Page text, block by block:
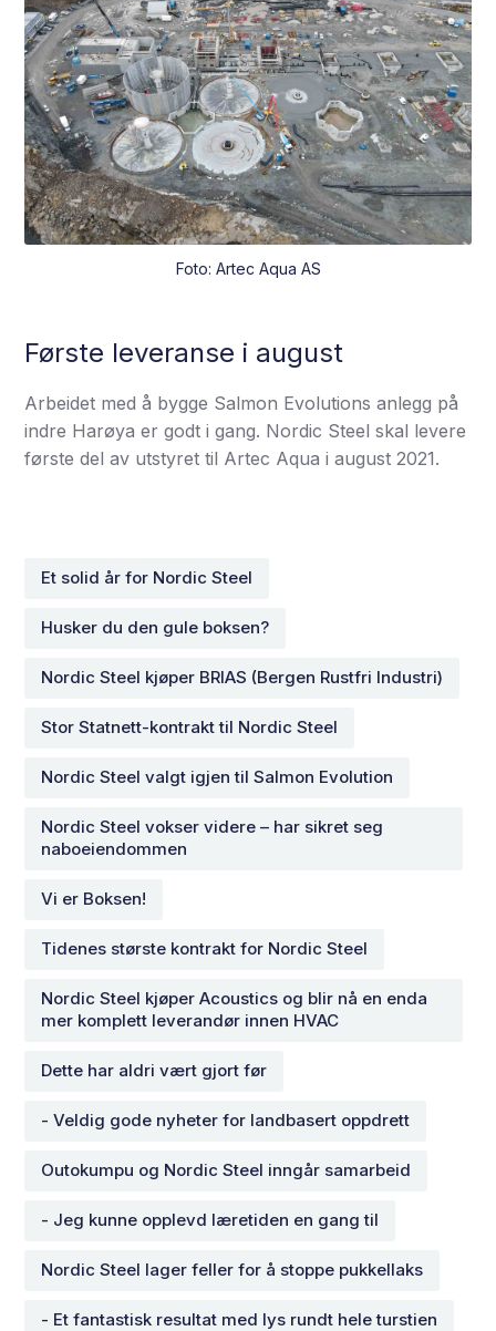
Foto: Artec Aqua AS
Første leveranse i august
Arbeidet med å bygge Salmon Evolutions anlegg på
indre Harøya er godt i gang. Nordic Steel skal levere
første del av utstyret til Artec Aqua i august 2021.
Et solid år for Nordic Steel
Husker du den gule boksen?
Nordic Steel kjøper BRIAS (Bergen Rustfri Industri)
Stor Statnett-kontrakt til Nordic Steel
Nordic Steel valgt igjen til Salmon Evolution
Nordic Steel vokser videre – har sikret seg
naboeiendommen
Vi er Boksen!
Tidenes største kontrakt for Nordic Steel
Nordic Steel kjøper Acoustics og blir nå en enda
mer komplett leverandør innen HVAC
Dette har aldri vært gjort før
- Veldig gode nyheter for landbasert oppdrett
Outokumpu og Nordic Steel inngår samarbeid
- Jeg kunne opplevd læretiden en gang til
Nordic Steel lager feller for å stoppe pukkellaks
- Et fantastisk resultat med lys rundt hele turstien